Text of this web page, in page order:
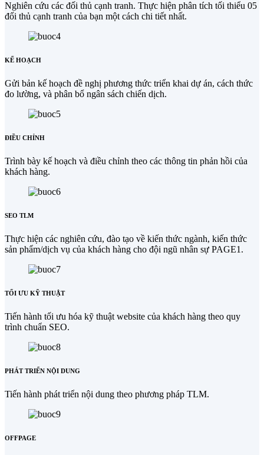
Nghiên cứu các đối thủ cạnh tranh. Thực hiện phân tích tối thiểu 05
đối thủ cạnh tranh của bạn một cách chi tiết nhất.
KẾ HOẠCH
Gửi bản kế hoạch đề nghị phương thức triển khai dự án, cách thức
đo lường, và phân bổ ngân sách chiến dịch.
ĐIỀU CHỈNH
Trình bày kế hoạch và điều chỉnh theo các thông tin phản hồi của
khách hàng.
SEO TLM
Thực hiện các nghiên cứu, đào tạo về kiến thức ngành, kiến thức
sản phẩm/dịch vụ của khách hàng cho đội ngũ nhân sự PAGE1.
TỐI ƯU KỸ THUẬT
Tiến hành tối ưu hóa kỹ thuật website của khách hàng theo quy
trình chuẩn SEO.
PHÁT TRIỂN NỘI DUNG
Tiến hành phát triển nội dung theo phương pháp TLM.
OFFPAGE